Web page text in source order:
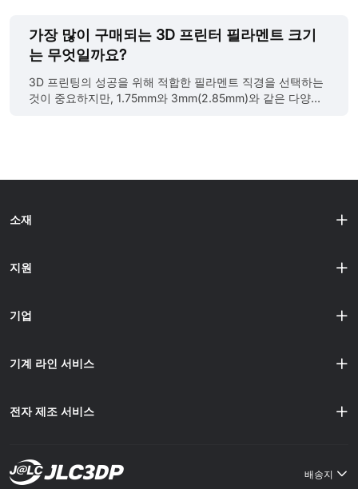
PETG 등). 서로 다른 재료가 섞이면 필라멘트 품질이 저하될
수 있습니다. 오염물 제거: 폐기물에 붙어 있는 접착제, 페인
트, 먼지 등을 깨끗이 제거해야합니다. Step 2: 폐기물을 작
은 조각으로 분쇄 분쇄기 사용: 플라스틱 분쇄기나 그레뉼레
이터(granulator)를 사용해 폐기물......
관련된 안전 위험을 피하면서도 유사한 설계 자유도와 부품
품질을 제공합니다. 이 글에서는 메탈 필라멘트의 특성과 기
능, 그리고 프린팅 과정에서의 주의사항에 대해 소개하겠습
니다. 출처: https://www.raise3d.com/news/raise3d-
launches-metalfuse-a-3d-printing-full-in-house-solution-
using-ultrafuse-metal-filaments-from-basf-forward-am-
가장 많이 구매되는 3D 프린터 필라멘트 크기
는 무엇일까요?
3D 프린팅의 성공을 위해 적합한 필라멘트 직경을 선택하는
것이 중요하지만, 1.75mm와 3mm(2.85mm)와 같은 다양한
습니다. 출처: https://dyzedesign.com/2018/02/3d-
3D 프린터의 85% 이상이 1.75mm 필라멘트를 지원하도록
마존에서 판매되는 필라멘트의 89%가 1.75mm입니다. 왜
소재
지원
기업
기계 라인 서비스
전자 제조 서비스
배송지